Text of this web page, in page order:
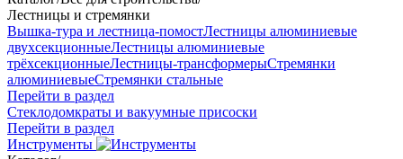
Лестницы и стремянки
Вышка-тура и лестница-помостЛестницы алюминиевые
двухсекционныеЛестницы алюминиевые
трёхсекционныеЛестницы-трансформерыСтремянки
алюминиевыеСтремянки стальные
Перейти в раздел
Стеклодомкраты и вакуумные присоски
Перейти в раздел
Инструменты